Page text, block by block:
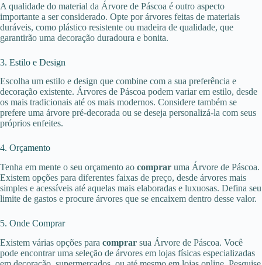
A qualidade do material da Árvore de Páscoa é outro aspecto
importante a ser considerado. Opte por árvores feitas de materiais
duráveis, como plástico resistente ou madeira de qualidade, que
garantirão uma decoração duradoura e bonita.
3. Estilo e Design
Escolha um estilo e design que combine com a sua preferência e
decoração existente. Árvores de Páscoa podem variar em estilo, desde
os mais tradicionais até os mais modernos. Considere também se
prefere uma árvore pré-decorada ou se deseja personalizá-la com seus
próprios enfeites.
4. Orçamento
Tenha em mente o seu orçamento ao comprar uma Árvore de Páscoa.
Existem opções para diferentes faixas de preço, desde árvores mais
simples e acessíveis até aquelas mais elaboradas e luxuosas. Defina seu
limite de gastos e procure árvores que se encaixem dentro desse valor.
5. Onde Comprar
Existem várias opções para comprar sua Árvore de Páscoa. Você
pode encontrar uma seleção de árvores em lojas físicas especializadas